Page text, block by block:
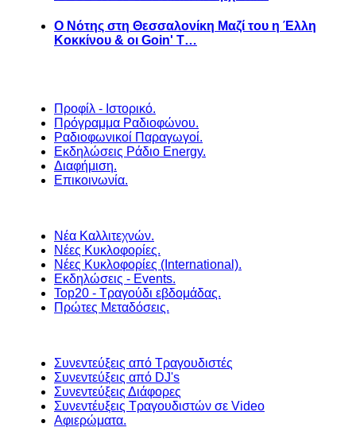
Ο Νότης στη Θεσσαλονίκη Μαζί του η Έλλη
Κοκκίνου & οι Goin' T…
Προφίλ - Ιστορικό.
Πρόγραμμα Ραδιοφώνου.
Ραδιοφωνικοί Παραγωγοί.
Εκδηλώσεις Ράδιο Energy.
Διαφήμιση.
Επικοινωνία.
Νέα Καλλιτεχνών.
Νέες Κυκλοφορίες.
Νέες Κυκλοφορίες (International).
Εκδηλώσεις - Events.
Top20 - Τραγούδι εβδομάδας.
Πρώτες Μεταδόσεις.
Συνεντεύξεις από Τραγουδιστές
Συνεντεύξεις από DJ's
Συνεντεύξεις Διάφορες
Συνεντέυξεις Τραγουδιστών σε Video
Αφιερώματα.